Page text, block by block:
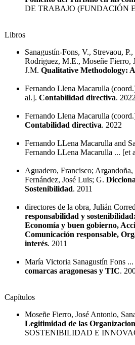
DE TRABAJO (FUNDACIÓN
Libros
Sanagustín-Fons, V., Strevaou,
Rodriguez, M.E., Moseñe Fierro,
J.M. Qualitative Methodology:
Fernando Llena Macarulla
al.]. Contabilidad directiva. 2022
Fernando Llena Macarulla
Contabilidad directiva. 2022
Fernando LLena Macarulla and
Fernando LLena Macarulla ... [et
Aguadero, Francisco;
Fernández, José Luis; G.
Sostenibilidad. 2011
directores de la obra, Julián
responsabilidad y
Economía y buen gobierno,
Comunicación responsable,
interés. 2011
María Victoria Sanagustín Fons
comarcas aragonesas y TIC.
Capítulos
Moseñe Fierro, José Antonio,
Legitimidad de las
SOSTENIBILIDAD E